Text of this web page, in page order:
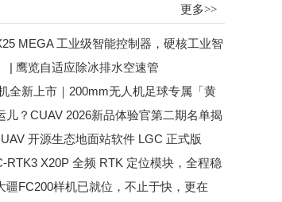
更多>>
MEGA 工业级智能控制器，硬核工业智
| 鹰览自适应除冰排水空速管
全新上市｜200mm无人机足球专属「黄
我」
儿？CUAV 2026新品体验官第二期名单揭
开源生态地面站软件 LGC 正式版
RTK3 X20P 全频 RTK 定位模块，全程稳
疆FC200样机已就位，不止于快，更在